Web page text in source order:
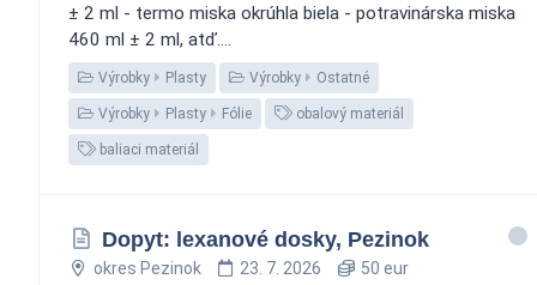
± 2 ml - termo miska okrúhla biela - potravinárska miska
460 ml ± 2 ml, atď....
Výrobky Plasty Výrobky Ostatné
Výrobky Plasty Fólie obalový materiál
baliaci materiál
Dopyt: lexanové dosky, Pezinok
okres Pezinok 23. 7. 2026 50 eur